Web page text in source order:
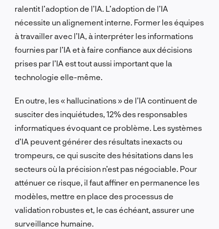
ralentit l’adoption de l’IA. L’adoption de l’IA
nécessite un alignement interne. Former les équipes
à travailler avec l’IA, à interpréter les informations
fournies par l’IA et à faire confiance aux décisions
prises par l’IA est tout aussi important que la
technologie elle-même.
En outre, les « hallucinations » de l’IA continuent de
susciter des inquiétudes, 12% des responsables
informatiques évoquant ce problème. Les systèmes
d’IA peuvent générer des résultats inexacts ou
trompeurs, ce qui suscite des hésitations dans les
secteurs où la précision n’est pas négociable. Pour
atténuer ce risque, il faut affiner en permanence les
modèles, mettre en place des processus de
validation robustes et, le cas échéant, assurer une
surveillance humaine.